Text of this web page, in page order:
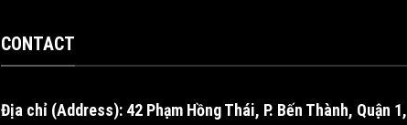
CONTACT
Địa chỉ (Address): 42 Phạm Hồng Thái, P. Bến Thành, Quận 1,